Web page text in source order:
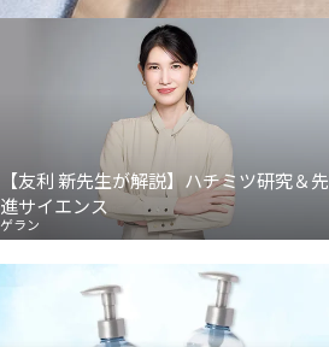
【友利 新先生が解説】ハチミツ研究＆先
進サイエンス
ゲラン